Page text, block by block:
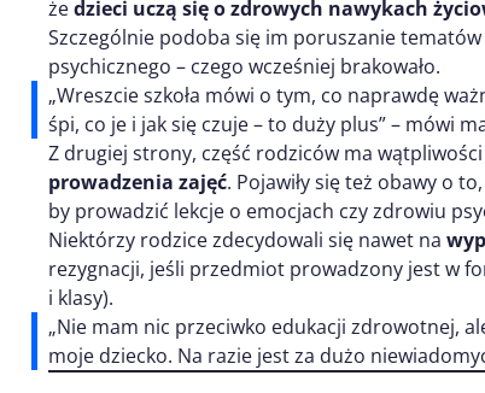
żedzieci uczą się o zdrowych nawykach
Szczególnie podoba się im poruszanie
psychicznego – czego wcześniej brakowało.
„Wreszcie szkoła mówi o tym, co naprawdę
śpi, co je i jak się czuje – to duży plus” – mówi
Z drugiej strony, część rodziców ma
prowadzenia zajęć. Pojawiły się też obawy o to,
by prowadzić lekcje o emocjach czy zdrowiu
Niektórzy rodzice zdecydowali się nawet na
rezygnacji, jeśli przedmiot prowadzony jest w
i klasy).
„Nie mam nic przeciwko edukacji zdrowotnej,
moje dziecko. Na razie jest za dużo